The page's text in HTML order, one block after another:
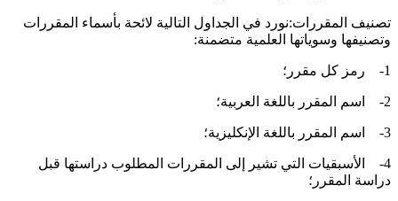
المقررات:نورد في الجداول التالية لائحة بأسماء المقررات
وسوياتها العلمية متضمنة:
4- الأسبقيات التي تشير إلى المقررات المطلوب دراستها قبل
المقرر؛